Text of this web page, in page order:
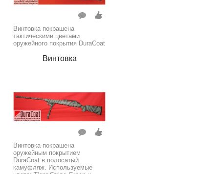
Винтовка покрашена
тактическими цветами
оружейного покрытия DuraCoat
Винтовка
Винтовка покрашена
оружейным покрытием
DuraCoat в полосатый
камуфляж. Используемые